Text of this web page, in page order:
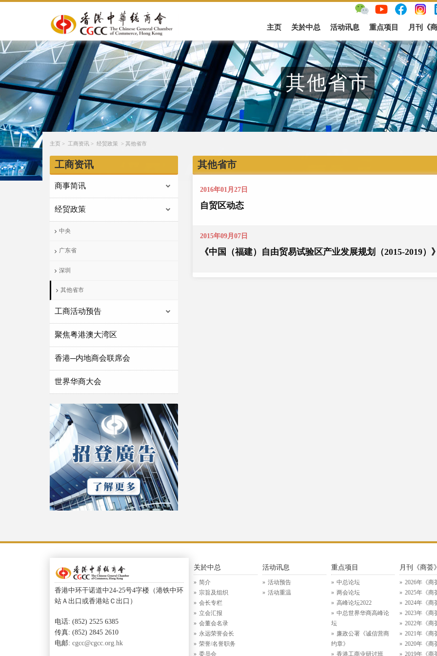
主页 关於中总 活动讯息 重点项目 月刊《
其他省市
主页 > 工商资讯 > 经贸政策 > 其他省市
工商资讯
商事简讯
经贸政策
中央
广东省
深圳
其他省市
工商活动预告
聚焦粤港澳大湾区
香港─内地商会联席会
世界华商大会
其他省市
2016年01月27日
自贸区动态
2015年09月07日
《中国（福建）自由贸易试验区产业发展规划（2015-2019）
香港中环干诺道中24-25号4字楼（港铁中环
站Ａ出口或香港站Ｃ出口）
电话: (852) 2525 6385
传真: (852) 2845 2610
电邮: cgcc@cgcc.org.hk
关於中总
简介
宗旨及组织
会长专栏
立会汇报
会董会名录
永远荣誉会长
荣誉/名誉职务
委员会
活动讯息
活动预告
活动重温
重点项目
中总论坛
两会论坛
高峰论坛2022
中总世界华商高峰论
坛
廉政公署《诚信营商
约章》
香港工商业研讨班
月刊《商荟
2026年《商
2025年《商
2024年《商
2023年《商
2022年《商
2021年《商
2020年《商
2019年《商